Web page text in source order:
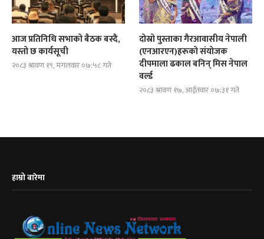
आज प्रतिनिधि सभाको बैठक बस्दै,
यस्तो छ कार्यसूची
२०८३ श्रावण १९, मंगलवार ०७:५८ गते
दोस्रो पुस्ताका गैरआवासीय नेपाली
(एनआरएन)हरूको संयोजक
दीपमाला ढकाल बनिन् मिस नेपाल
वर्ल्ड
२०८३ श्रावण १७, आईतवार ०७:३१ गते
हाम्रो बारेमा